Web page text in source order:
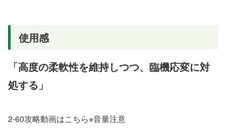
使用感
「高度の柔軟性を維持しつつ、臨機応変に対
処する」
2-60攻略動画はこちら※音量注意